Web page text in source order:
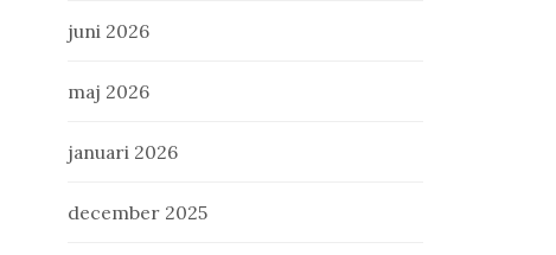
juni 2026
maj 2026
januari 2026
december 2025